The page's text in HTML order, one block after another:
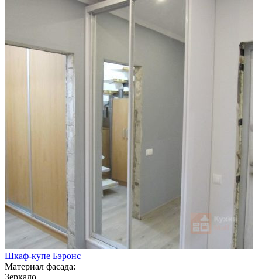
Шкаф-купе Бэронс
Материал фасада:
Зеркало